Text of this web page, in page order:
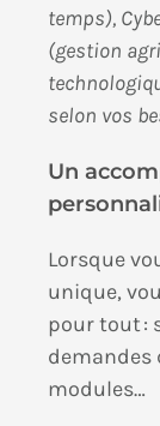
temps),
(gestion
selon vos
Un
Lorsque
unique,
pour tout :
demandes
modules…